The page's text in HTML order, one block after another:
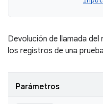
Devolución de llamada
los registros de una
Parámetros